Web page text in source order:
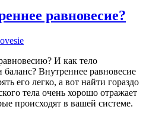
равновесие?
И как тело
баланс? Внутреннее равновесие
его легко, а вот найти гораздо
тела очень хорошо отражает
происходят в вашей системе.